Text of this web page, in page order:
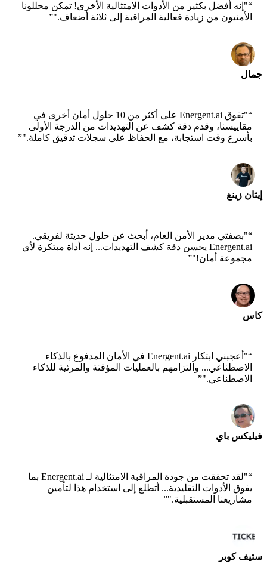
“"إنه أفضل بكثير من الأدوات الامتثالية الأخرى! تمكن محللونا
الأمنيون من زيادة فعالية المراقبة إلى ثلاثة أضعاف."”
جمال
“
"تفوق Energent.ai على أكثر من 10 حلول أمان أخرى في
مقاييسنا، وقدم دقة كشف عن التهديدات من الدرجة الأولى
بأسرع وقت استجابة، مع الحفاظ على سجلات تدقيق كاملة."”
إيثان زينغ
“"بصفتي مدير الأمن العام، أبحث عن حلول حديثة لفريقي.
Energent.ai يحسن دقة كشف التهديدات... إنه أداة مبتكرة لأي
مجموعة أمان!"”
كاس
“
"أعجبني ابتكار Energent.ai في الأمان المدفوع بالذكاء
الاصطناعي... والتزامهم بالعمليات المؤقتة والمرئية للذكاء
الاصطناعي."”
فيليكس باي
“
"لقد تحققت من جودة المراقبة الامتثالية لـ Energent.ai بما
يفوق الأدوات التقليدية... أتطلع إلى استخدام هذا لتأمين
مشاريعنا المستقبلية."”
ستيف كوبر